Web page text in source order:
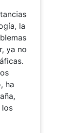
la
ya no
ha
los